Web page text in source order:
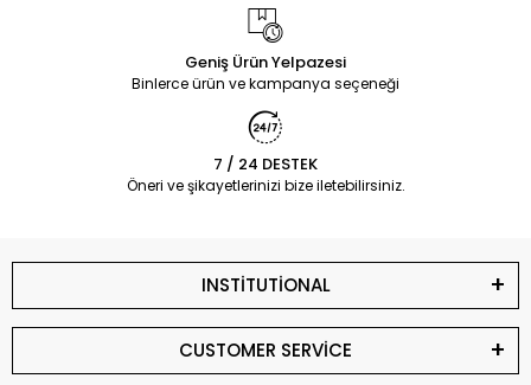
Geniş Ürün Yelpazesi
Binlerce ürün ve kampanya seçeneği
7 / 24 DESTEK
Öneri ve şikayetlerinizi bize iletebilirsiniz.
INSTİTUTİONAL
CUSTOMER SERVİCE